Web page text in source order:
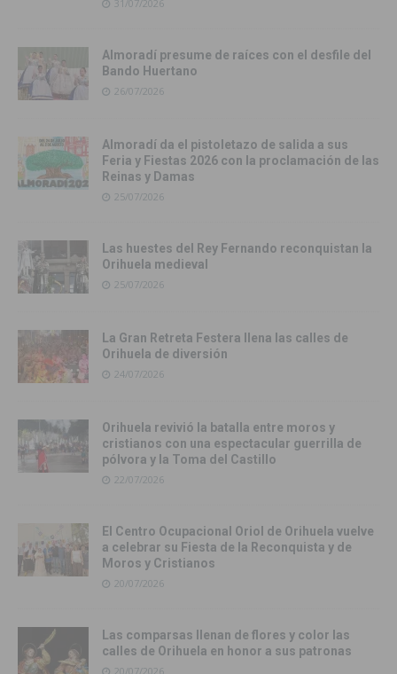
31/07/2026
Almoradí presume de raíces con el desfile del
Bando Huertano
26/07/2026
Almoradí da el pistoletazo de salida a sus
Feria y Fiestas 2026 con la proclamación de las
Reinas y Damas
25/07/2026
Las huestes del Rey Fernando reconquistan la
Orihuela medieval
25/07/2026
La Gran Retreta Festera llena las calles de
Orihuela de diversión
24/07/2026
Orihuela revivió la batalla entre moros y
cristianos con una espectacular guerrilla de
pólvora y la Toma del Castillo
22/07/2026
El Centro Ocupacional Oriol de Orihuela vuelve
a celebrar su Fiesta de la Reconquista y de
Moros y Cristianos
20/07/2026
Las comparsas llenan de flores y color las
calles de Orihuela en honor a sus patronas
20/07/2026